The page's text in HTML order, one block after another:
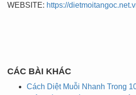
WEBSITE: https://
CÁC BÀI KHÁC
Cách Diệt Muỗi Nhanh Trong